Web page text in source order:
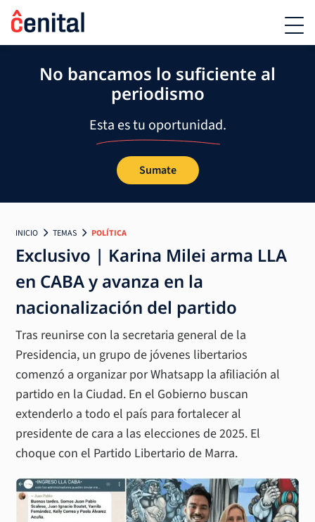
No bancamos lo suficiente al
periodismo
Esta es tu oportunidad.
Sumate
INICIO TEMAS POLÍTICA
Exclusivo | Karina Milei arma LLA
en CABA y avanza en la
nacionalización del partido
Tras reunirse con la secretaria general de la
Presidencia, un grupo de jóvenes libertarios
comenzó a organizar por Whatsapp la afiliación al
partido en la Ciudad. En el Gobierno buscan
extenderlo a todo el país para fortalecer al
presidente de cara a las elecciones de 2025. El
choque con el Partido Libertario de Marra.